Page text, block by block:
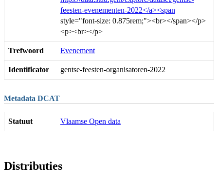
feesten-evenementen-2022</a><span
style="font-size: 0.875rem;"><br></span></p>
<p><br></p>
Trefwoord Evenement
Identificator gentse-feesten-organisatoren-2022
Metadata DCAT
Statuut Vlaamse Open data
Distributies